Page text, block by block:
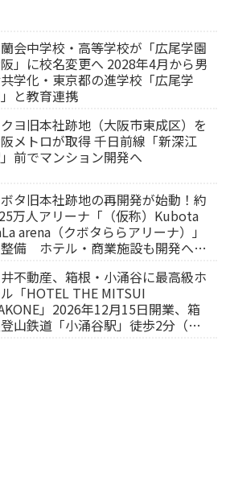
会中学校・高等学校が「広尾学園
」に校名変更へ 2028年4月から男
学化・東京都の進学校「広尾学
と教育連携
ヨ旧本社跡地（大阪市東成区）を
メトロが取得 千日前線「新深江
前でマンション開発へ
タ旧本社跡地の再開発が始動！約
万人アリーナ「（仮称）Kubota
arena（クボタららアリーナ）」
備 ホテル・商業施設も開発へ
不動産、箱根・小涌谷に最高級ホ
「HOTEL THE MITSUI
」2026年12月15日開業、箱
山鉄道「小涌谷駅」徒歩2分（旅